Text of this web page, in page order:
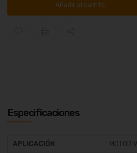
Añadir al carrito
Especificaciones
APLICACIÓN
MOTOR